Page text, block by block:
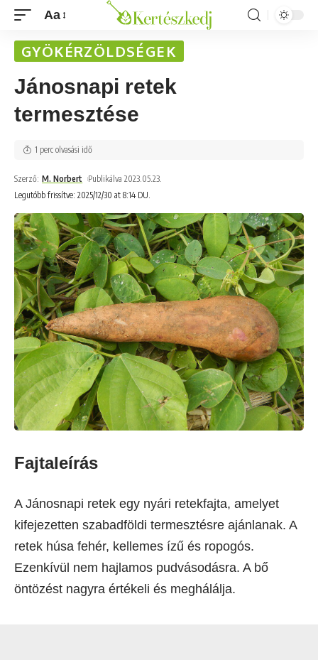
Aa
GYÖKÉRZÖLDSÉGEK
Jánosnapi retek
termesztése
Legutóbb frissítve: 2025/12/30 at 8:14 DU.
Szerző: M. Norbert Publikálva 2023.05.23.
1 perc olvasási idő
Fajtaleírás
A Jánosnapi retek egy nyári retekfajta, amelyet
kifejezetten szabadföldi termesztésre ajánlanak. A
retek húsa fehér, kellemes ízű és ropogós.
Ezenkívül nem hajlamos pudvásodásra. A bő
öntözést nagyra értékeli és meghálálja.